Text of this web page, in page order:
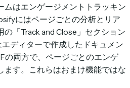
ムはエンゲージメントトラッキン
にはページごとの分析とリア
「Track and Close」セクション
ディターで作成したドキュメン
の両方で、ページごとのエンゲ
ます。これらはおまけ機能ではな